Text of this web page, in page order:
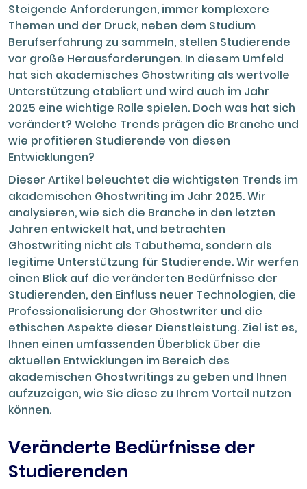
Steigende Anforderungen, immer komplexere
Themen und der Druck, neben dem Studium
Berufserfahrung zu sammeln, stellen Studierende
vor große Herausforderungen. In diesem Umfeld
hat sich akademisches Ghostwriting als wertvolle
Unterstützung etabliert und wird auch im Jahr
2025 eine wichtige Rolle spielen. Doch was hat sich
verändert? Welche Trends prägen die Branche und
wie profitieren Studierende von diesen
Entwicklungen?
Dieser Artikel beleuchtet die wichtigsten Trends im
akademischen Ghostwriting im Jahr 2025. Wir
analysieren, wie sich die Branche in den letzten
Jahren entwickelt hat, und betrachten
Ghostwriting nicht als Tabuthema, sondern als
legitime Unterstützung für Studierende. Wir werfen
einen Blick auf die veränderten Bedürfnisse der
Studierenden, den Einfluss neuer Technologien, die
Professionalisierung der Ghostwriter und die
ethischen Aspekte dieser Dienstleistung. Ziel ist es,
Ihnen einen umfassenden Überblick über die
aktuellen Entwicklungen im Bereich des
akademischen Ghostwritings zu geben und Ihnen
aufzuzeigen, wie Sie diese zu Ihrem Vorteil nutzen
können.
Veränderte Bedürfnisse der
Studierenden